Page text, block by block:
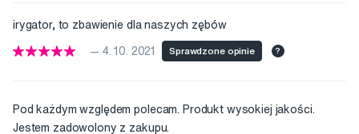
irygator, to zbawienie dla naszych zębów
— 4. 10. 2021 Sprawdzone opinie ?
Pod każdym względem polecam. Produkt wysokiej jakości.
Jestem zadowolony z zakupu.